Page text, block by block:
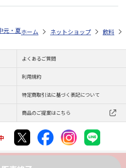
元・夏ギフト特集 2026 ゆうゆうギフト
ホーム ネットショップ 飲料
よくあるご質問
利用規約
特定商取引法に基づく表記について
商品のご提案はこちら